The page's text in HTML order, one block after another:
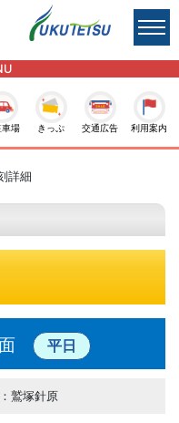
車場 きっぷ 交通広告 利用案内
詳細
平日
鷲塚針原